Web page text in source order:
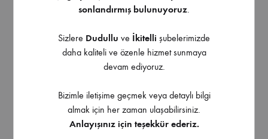
Geçebilirsiniz
Krom – Mat Krom – Mat Siyah – Dumanlı Siyah –
Antik – Dumanlı Antik
Füme – Bordo – Kahve – Bronz
sonlandırmış bulunuyoruz
Sizlere Dudullu ve İkitelli şubelerimizde
daha kaliteli ve özenle hizmet sunmaya
devam ediyoruz.
Bizimle iletişime geçmek veya detaylı bilgi
almak için her zaman ulaşabilirsiniz.
Anlayışınız için teşekkür ederiz.